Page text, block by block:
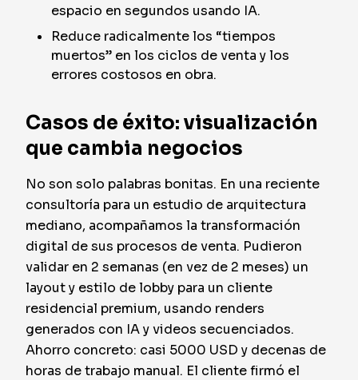
espacio en segundos usando IA.
Reduce radicalmente los “tiempos
muertos” en los ciclos de venta y los
errores costosos en obra.
Casos de éxito: visualización
que cambia negocios
No son solo palabras bonitas. En una reciente
consultoría para un estudio de arquitectura
mediano, acompañamos la transformación
digital de sus procesos de venta. Pudieron
validar en 2 semanas (en vez de 2 meses) un
layout y estilo de lobby para un cliente
residencial premium, usando renders
generados con IA y videos secuenciados.
Ahorro concreto: casi 5000 USD y decenas de
horas de trabajo manual. El cliente firmó el